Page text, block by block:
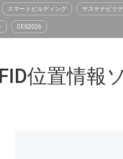
スマートビルディング サステナビリ
CES2026
位置情報